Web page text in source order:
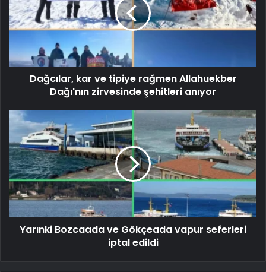
Dağcılar, kar ve tipiye rağmen Allahuekber
Dağı'nın zirvesinde şehitleri anıyor
Yarınki Bozcaada ve Gökçeada vapur seferleri
iptal edildi